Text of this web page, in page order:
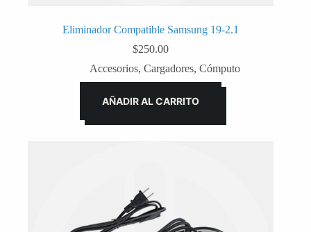
Eliminador Compatible Samsung 19-2.1
$250.00
Accesorios, Cargadores, Cómputo
AÑADIR AL CARRITO